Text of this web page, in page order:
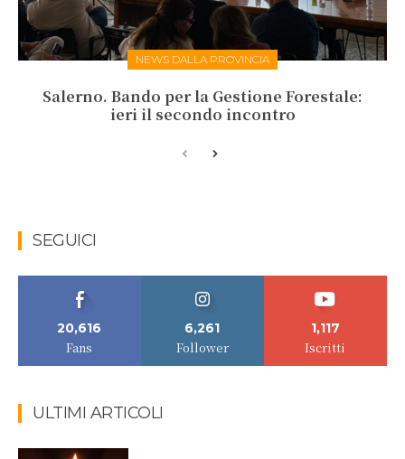
NEWS DALLA PROVINCIA
Salerno. Bando per la Gestione Forestale:
ieri il secondo incontro
SEGUICI
20,616
Fans
6,261
Follower
1,117
Iscritti
ULTIMI ARTICOLI